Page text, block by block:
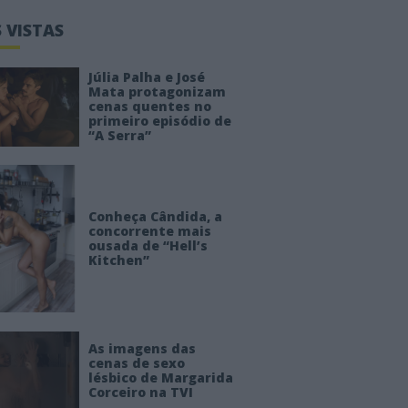
VISTAS
Júlia Palha e José
Mata protagonizam
cenas quentes no
primeiro episódio de
“A Serra”
Conheça Cândida, a
concorrente mais
ousada de “Hell’s
Kitchen”
As imagens das
cenas de sexo
lésbico de Margarida
Corceiro na TVI